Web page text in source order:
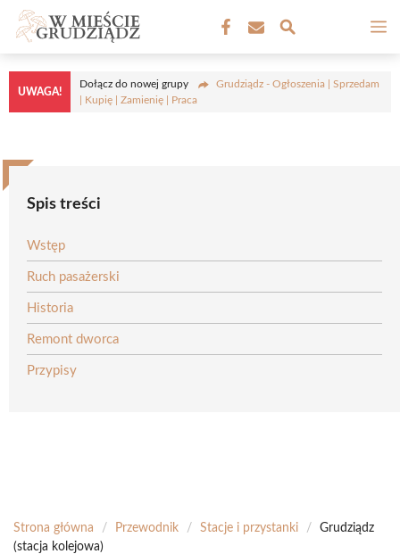
Przejdź
treści
UWAGA!
Dołącz do nowej grupy
Grudziądz - Ogłoszenia | Sprzedam
| Kupię | Zamienię | Praca
Spis treści
Wstęp
Ruch pasażerski
Historia
Remont dworca
Przypisy
Strona główna / Przewodnik / Stacje i przystanki /
Grudziądz
(stacja kolejowa)